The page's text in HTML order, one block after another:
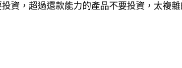
資，超過還款能力的產品不要投資，太複雜